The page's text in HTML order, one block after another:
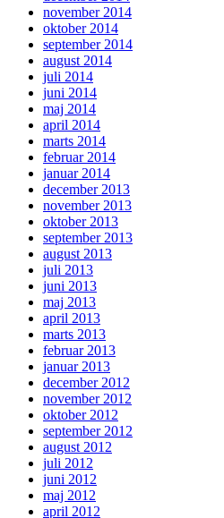
november 2014
oktober 2014
september 2014
august 2014
juli 2014
juni 2014
maj 2014
april 2014
marts 2014
februar 2014
januar 2014
december 2013
november 2013
oktober 2013
september 2013
august 2013
juli 2013
juni 2013
maj 2013
april 2013
marts 2013
februar 2013
januar 2013
december 2012
november 2012
oktober 2012
september 2012
august 2012
juli 2012
juni 2012
maj 2012
april 2012